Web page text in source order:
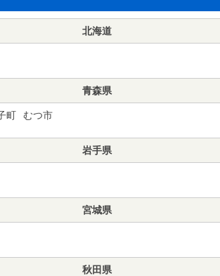
北海道
青森県
町 むつ市
岩手県
宮城県
秋田県